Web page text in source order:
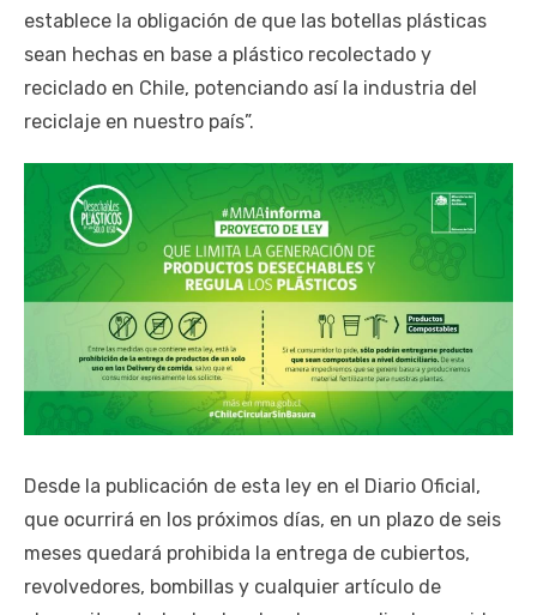
establece la obligación de que las botellas plásticas
sean hechas en base a plástico recolectado y
reciclado en Chile, potenciando así la industria del
reciclaje en nuestro país”.
Desde la publicación de esta ley en el Diario Oficial,
que ocurrirá en los próximos días, en un plazo de seis
meses quedará prohibida la entrega de cubiertos,
revolvedores, bombillas y cualquier artículo de